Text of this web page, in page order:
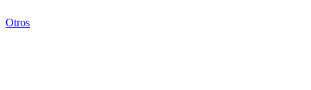
Otros